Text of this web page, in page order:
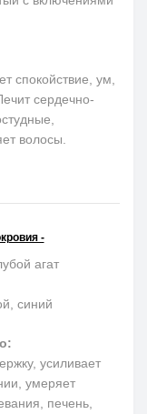
спокойствие, ум,
сердечно-
волосы.
-
агат
синий
усиливает
умеряет
печень,